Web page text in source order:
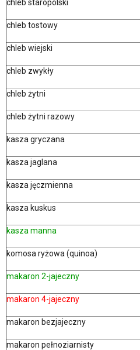
chleb staropolski
chleb tostowy
chleb wiejski
chleb zwykły
chleb żytni
chleb żytni razowy
kasza gryczana
kasza jaglana
kasza jęczmienna
kasza kuskus
kasza manna
komosa ryżowa (quinoa)
makaron 2-jajeczny
makaron 4-jajeczny
makaron bezjajeczny
makaron pełnoziarnisty